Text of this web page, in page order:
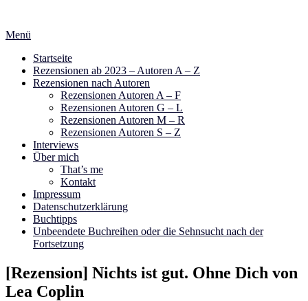
springen
Menü
Startseite
Rezensionen ab 2023 – Autoren A – Z
Rezensionen nach Autoren
Rezensionen Autoren A – F
Rezensionen Autoren G – L
Rezensionen Autoren M – R
Rezensionen Autoren S – Z
Interviews
Über mich
That’s me
Kontakt
Impressum
Datenschutzerklärung
Buchtipps
Unbeendete Buchreihen oder die Sehnsucht nach der
Fortsetzung
[Rezension] Nichts ist gut. Ohne Dich von
Lea Coplin